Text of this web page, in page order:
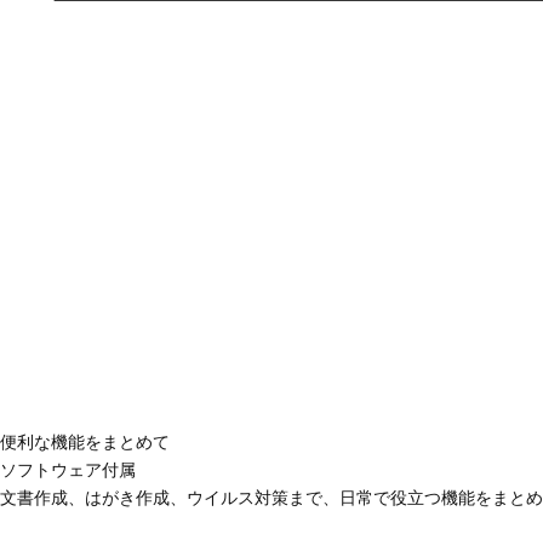
便利な機能をまとめて
ソフトウェア付属
文書作成、はがき作成、ウイルス対策まで、日常で役立つ機能をまと